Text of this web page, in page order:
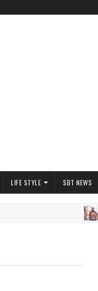
LIFE STYLE SBT NEWS